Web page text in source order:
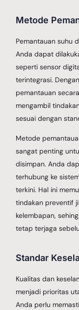
Metode
Pemantauan suhu
Anda dapat
seperti sensor
terintegrasi.
pemantauan
mengambil
sesuai dengan
Metode
sangat penting
disimpan. Anda
terhubung ke
terkini. Hal ini
tindakan preventif
kelembapan,
tetap terjaga
Standar
Kualitas dan
menjadi prioritas
Anda perlu